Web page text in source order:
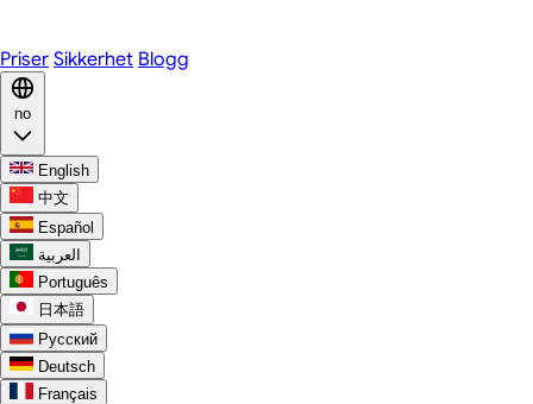
Priser Sikkerhet Blogg
no
English
中文
Español
العربية
Português
日本語
Русский
Deutsch
Français